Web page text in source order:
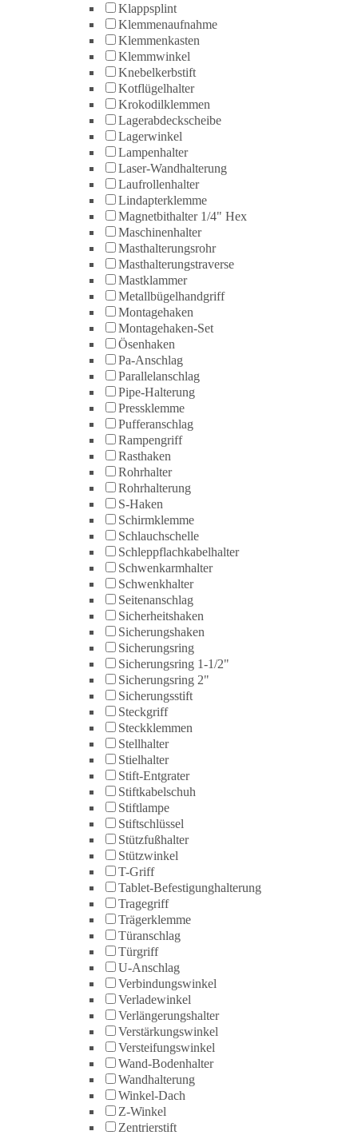
Klappsplint
Klemmenaufnahme
Klemmenkasten
Klemmwinkel
Knebelkerbstift
Kotflügelhalter
Krokodilklemmen
Lagerabdeckscheibe
Lagerwinkel
Lampenhalter
Laser-Wandhalterung
Laufrollenhalter
Lindapterklemme
Magnetbithalter 1/4" Hex
Maschinenhalter
Masthalterungsrohr
Masthalterungstraverse
Mastklammer
Metallbügelhandgriff
Montagehaken
Montagehaken-Set
Ösenhaken
Pa-Anschlag
Parallelanschlag
Pipe-Halterung
Pressklemme
Pufferanschlag
Rampengriff
Rasthaken
Rohrhalter
Rohrhalterung
S-Haken
Schirmklemme
Schlauchschelle
Schleppflachkabelhalter
Schwenkarmhalter
Schwenkhalter
Seitenanschlag
Sicherheitshaken
Sicherungshaken
Sicherungsring
Sicherungsring 1-1/2"
Sicherungsring 2"
Sicherungsstift
Steckgriff
Steckklemmen
Stellhalter
Stielhalter
Stift-Entgrater
Stiftkabelschuh
Stiftlampe
Stiftschlüssel
Stützfußhalter
Stützwinkel
T-Griff
Tablet-Befestigunghalterung
Tragegriff
Trägerklemme
Türanschlag
Türgriff
U-Anschlag
Verbindungswinkel
Verladewinkel
Verlängerungshalter
Verstärkungswinkel
Versteifungswinkel
Wand-Bodenhalter
Wandhalterung
Winkel-Dach
Z-Winkel
Zentrierstift